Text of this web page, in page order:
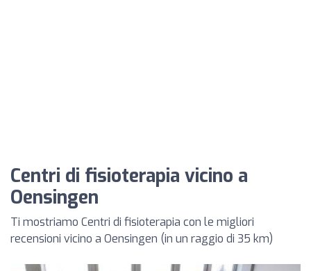
Centri di fisioterapia vicino a
Oensingen
Ti mostriamo Centri di fisioterapia con le migliori
recensioni vicino a Oensingen (in un raggio di 35 km)